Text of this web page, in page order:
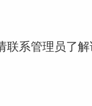
联系管理员了